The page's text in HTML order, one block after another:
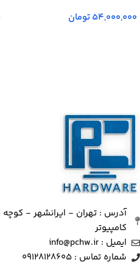
54,000,000تومان
آدرس : تهران - ایرانشهر -
کامپیوتر
ایمیل : info@pchw.ir
شماره تماس : 09128128605